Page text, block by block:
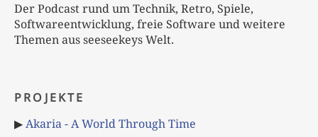
Der Podcast rund um Technik, Retro, Spiele,
Softwareentwicklung, freie Software und weitere
Themen aus seeseekeys Welt.
PROJEKTE
▶Akaria - A World Through Time